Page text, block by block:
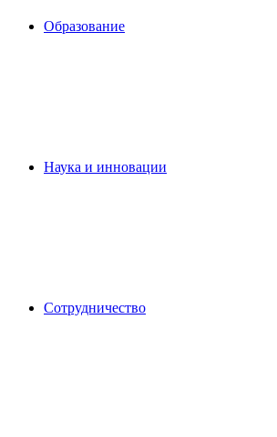
Образование
Наука и инновации
Сотрудничество